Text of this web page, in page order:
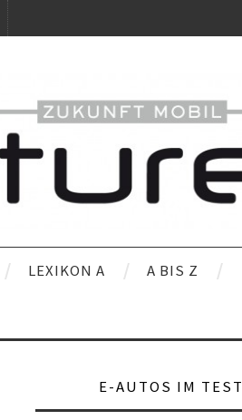
LEXIKON A A BIS Z
E-AUTOS IM TEST